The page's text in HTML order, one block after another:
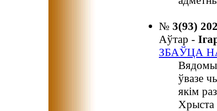
№ 3(93)
Аўтар -
ЗБАЎЦА
Вядомы
ўвазе
якім
Хрыста